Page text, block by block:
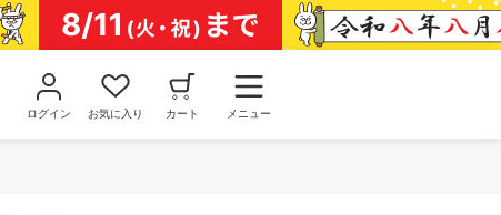
ログイン お気に入り カート メニュー